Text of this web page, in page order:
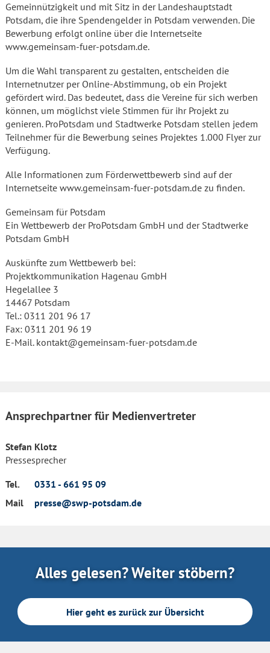
Gemeinnützigkeit und mit Sitz in der Landeshauptstadt
Potsdam, die ihre Spendengelder in Potsdam verwenden. Die
Bewerbung erfolgt online über die Internetseite
www.gemeinsam-fuer-potsdam.de.
Um die Wahl transparent zu gestalten, entscheiden die
Internetnutzer per Online-Abstimmung, ob ein Projekt
gefördert wird. Das bedeutet, dass die Vereine für sich werben
können, um möglichst viele Stimmen für ihr Projekt zu
genieren. ProPotsdam und Stadtwerke Potsdam stellen jedem
Teilnehmer für die Bewerbung seines Projektes 1.000 Flyer zur
Verfügung.
Alle Informationen zum Förderwettbewerb sind auf der
Internetseite www.gemeinsam-fuer-potsdam.de zu finden.
Gemeinsam für Potsdam
Ein Wettbewerb der ProPotsdam GmbH und der Stadtwerke
Potsdam GmbH
Auskünfte zum Wettbewerb bei:
Projektkommunikation Hagenau GmbH
Hegelallee 3
14467 Potsdam
Tel.: 0311 201 96 17
Fax: 0311 201 96 19
E-Mail. kontakt@gemeinsam-fuer-potsdam.de
Ansprechpartner für Medienvertreter
Stefan Klotz
Pressesprecher
Tel.
0331 - 661 95 09
Mail
presse@swp-potsdam.de
Alles gelesen? Weiter stöbern?
Hier geht es zurück zur Übersicht